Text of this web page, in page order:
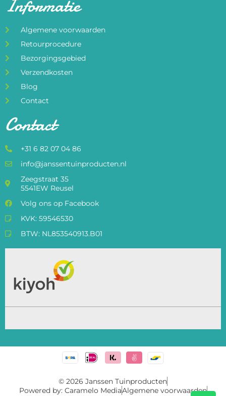
Informatie
Algemene voorwaarden
Retourprocedure
Bezorgingsgebied
Verzendkosten
Blog
Contact
Contact
+31 6 82 07 04 86
info@janssentuinproducten.nl
Zeegstraat 35
5541EW Reusel
Volg ons op Facebook
KVK: 59546530
BTW: NL853540913.B01
© 2026 Janssen Tuinproducten
Powered by: Caramelo MediaAlgemene voorwaarden